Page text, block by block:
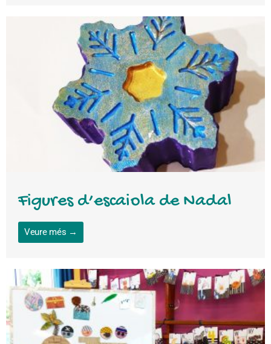
Figures d’escaiola de Nadal
Veure més →